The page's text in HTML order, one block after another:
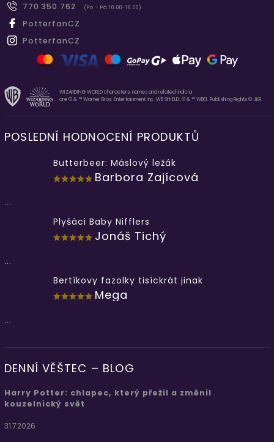
770 350 762
(Po - Pá 10.00-16.00)
PotterfanCZ
PotterfanCZ
WIZARDING WORLD characters, names and related indicia
are © & ™ Warner Bros. Entertainment Inc. WB SHIELD: © & ™ WBEI. Publishing Rights © JKR.
POSLEDNÍ HODNOCENÍ PRODUKTŮ
Butterbeer: Máslový ležák
Barbora Zajícová
...
Plyšáci Baby Nifflers
Jonáš Tichý
...
Bertíkovy fazolky tisíckrát jinak
Mega
...
DENNÍ VĚŠTEC – BLOG
Harry Potter: chlapec, který přežil a změnil
kouzelnický svět
31.7.2026